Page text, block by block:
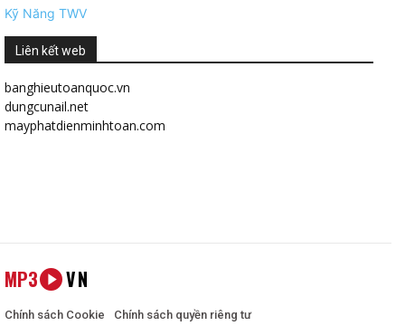
Kỹ Năng TWV
Liên kết web
banghieutoanquoc.vn
dungcunail.net
mayphatdienminhtoan.com
MP3 VN
Chính sách Cookie Chính sách quyền riêng tư